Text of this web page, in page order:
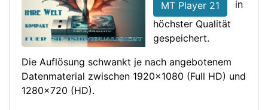
MT Player 21
in
höchster Qualität
gespeichert.
Die Auflösung schwankt je nach angebotenem
Datenmaterial zwischen 1920x1080 (Full HD) und
1280x720 (HD).